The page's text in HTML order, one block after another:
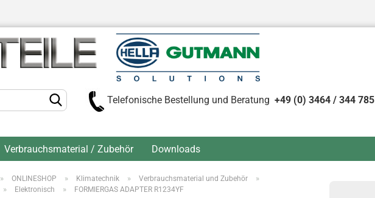
Telefonische Bestellung und Beratung+49 (0) 3464 / 344 785
Verbrauchsmaterial / Zubehör Downloads
» ONLINESHOP » Klimatechnik » Verbrauchsmaterial und Zubehör »
» Elektronisch » FORMIERGAS ADAPTER R1234YF